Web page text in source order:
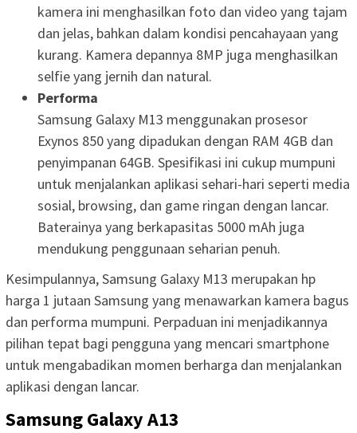
kamera ini menghasilkan foto dan video yang tajam
dan jelas, bahkan dalam kondisi pencahayaan yang
kurang. Kamera depannya 8MP juga menghasilkan
selfie yang jernih dan natural.
Performa
Samsung Galaxy M13 menggunakan prosesor
Exynos 850 yang dipadukan dengan RAM 4GB dan
penyimpanan 64GB. Spesifikasi ini cukup mumpuni
untuk menjalankan aplikasi sehari-hari seperti media
sosial, browsing, dan game ringan dengan lancar.
Baterainya yang berkapasitas 5000 mAh juga
mendukung penggunaan seharian penuh.
Kesimpulannya, Samsung Galaxy M13 merupakan hp
harga 1 jutaan Samsung yang menawarkan kamera bagus
dan performa mumpuni. Perpaduan ini menjadikannya
pilihan tepat bagi pengguna yang mencari smartphone
untuk mengabadikan momen berharga dan menjalankan
aplikasi dengan lancar.
Samsung Galaxy A13